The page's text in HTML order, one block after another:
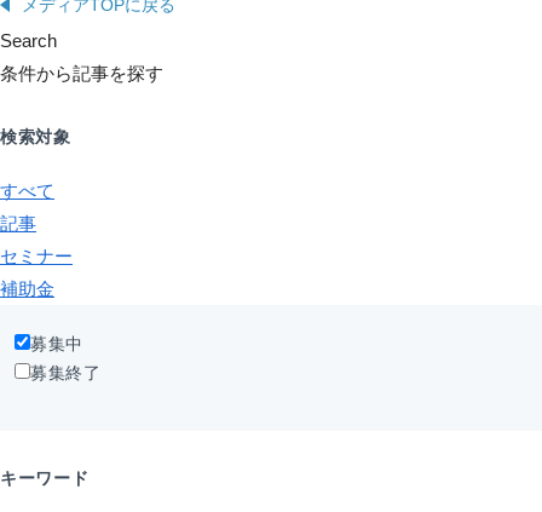
メディアTOPに戻る
Search
条件から記事を探す
検索対象
すべて
記事
セミナー
補助金
募集中
募集終了
キーワード